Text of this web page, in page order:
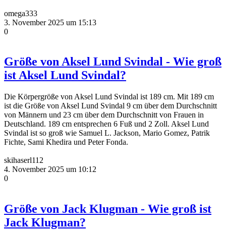
omega333
3. November 2025 um 15:13
0
Größe von Aksel Lund Svindal - Wie groß
ist Aksel Lund Svindal?
Die Körpergröße von Aksel Lund Svindal ist 189 cm. Mit 189 cm
ist die Größe von Aksel Lund Svindal 9 cm über dem Durchschnitt
von Männern und 23 cm über dem Durchschnitt von Frauen in
Deutschland. 189 cm entsprechen 6 Fuß und 2 Zoll. Aksel Lund
Svindal ist so groß wie Samuel L. Jackson, Mario Gomez, Patrik
Fichte, Sami Khedira und Peter Fonda.
skihaserl112
4. November 2025 um 10:12
0
Größe von Jack Klugman - Wie groß ist
Jack Klugman?